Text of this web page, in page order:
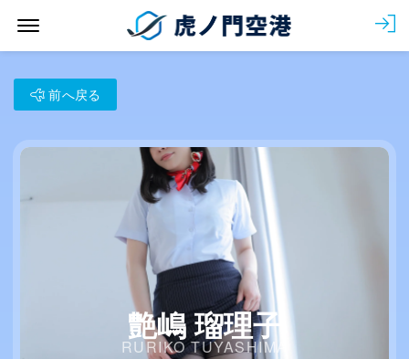
前へ戻る
艶嶋 瑠理子
RURIKO TUYASHIMA